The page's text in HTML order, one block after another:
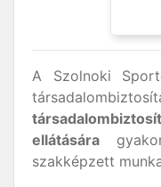
A Szolnoki
ellátására
szakképzett